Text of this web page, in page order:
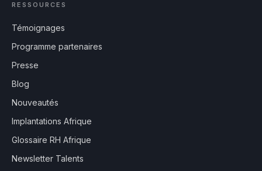
RESSOURCES
Témoignages
Programme partenaires
Presse
Blog
Nouveautés
Implantations Afrique
Glossaire RH Afrique
Newsletter Talents